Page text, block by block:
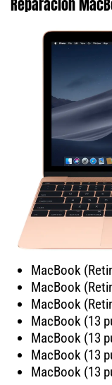
Reparación
MacBook
MacBook
MacBook
MacBook (13
MacBook (13
MacBook (13
MacBook (13